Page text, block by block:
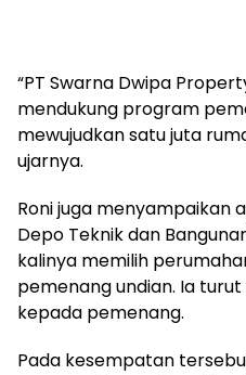
“PT Swarna Dwipa
mendukung program
mewujudkan satu juta
ujarnya.
Roni juga menyampaikan
Depo Teknik dan
kalinya memilih
pemenang undian. Ia
kepada pemenang.
Pada kesempatan